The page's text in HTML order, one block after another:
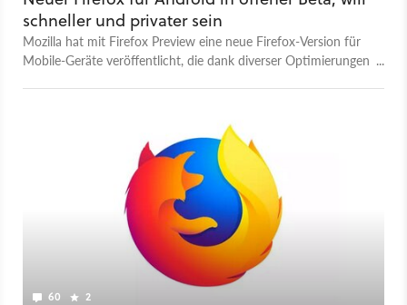
schneller und privater sein
Mozilla hat mit Firefox Preview eine neue Firefox-Version für
Mobile-Geräte veröffentlicht, die dank diverser Optimierungen
60 2